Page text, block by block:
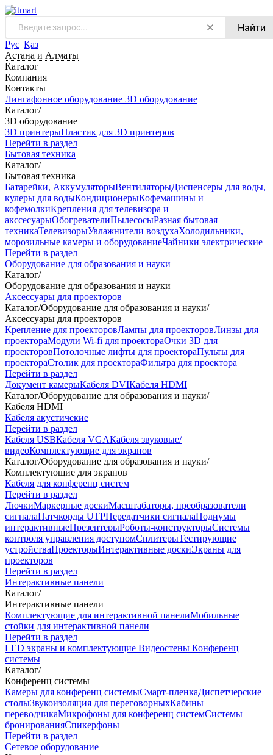
Найти
Рус |Қаз
Астана и Алматы
Каталог
Компания
Контакты
Лингафонное оборудование 3D оборудование
Каталог/
3D оборудование
3D принтерыПластик для 3D принтеров
Перейти в раздел
Бытовая техника
Каталог/
Бытовая техника
Батарейки, АккумуляторыВентиляторыДиспенсеры для воды,
кулеры для водыКондиционерыКофемашины и
кофемолкиКрепления для телевизора и
акссесуарыОбогревателиПылесосыРазная бытовая
техникаТелевизорыУвлажнители воздухаХолодильники,
морозильные камеры и оборудованиеЧайники электрические
Перейти в раздел
Оборудование для образования и науки
Каталог/
Оборудование для образования и науки
Аксессуары для проекторов
Каталог/Оборудование для образования и науки/
Аксессуары для проекторов
Крепление для проекторовЛампы для проекторовЛинзы для
проектораМодули Wi-fi для проектораОчки 3D для
проекторовПотолочные лифты для проектораПульты для
проектораСтолик для проектораФильтра для проектора
Перейти в раздел
Документ камерыКабеля DVIКабеля HDMI
Каталог/Оборудование для образования и науки/
Кабеля HDMI
Кабеля акустичекие
Перейти в раздел
Кабеля USBКабеля VGAКабеля звуковые/
видеоКомплектующие для экранов
Каталог/Оборудование для образования и науки/
Комплектующие для экранов
Кабеля для конференц систем
Перейти в раздел
ЛючкиМаркерные доскиМасштабаторы, преобразователи
сигналаПатчкорды UTPПередатчики сигналаПодиумы
интерактивныеПрезентерыРоботы-конструкторыСистемы
контроля управления доступомСплитерыТестирующие
устройстваПроекторыИнтерактивные доскиЭкраны для
проекторов
Перейти в раздел
Интерактивные панели
Каталог/
Интерактивные панели
Комплектующие для интерактивной панелиМобильные
стойки для интерактивной панели
Перейти в раздел
LED экраны и комплектующие Видеостены Конференц
системы
Каталог/
Конференц системы
Камеры для конференц системыCмарт-пленкаДиспетчерские
столыЗвукоизоляция для переговорныхКабины
переводчикаМикрофоны для конференц системСистемы
бронированияСпикерфоны
Перейти в раздел
Сетевое оборудование